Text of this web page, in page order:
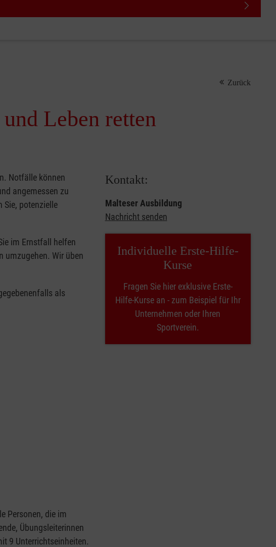
Zurück
Leben retten
Notfälle können
angemessen zu
Sie, potenzielle
im Ernstfall helfen
umzugehen. Wir üben
als
Personen, die im
Übungsleiterinnen
9 Unterrichtseinheiten.
Kontakt:
Malteser Ausbildung
Nachricht senden
Individuelle Erste-Hilfe-
Kurse
Fragen Sie hier exklusive Erste-
Hilfe-Kurse an - zum Beispiel für Ihr
Unternehmen oder Ihren
Sportverein.